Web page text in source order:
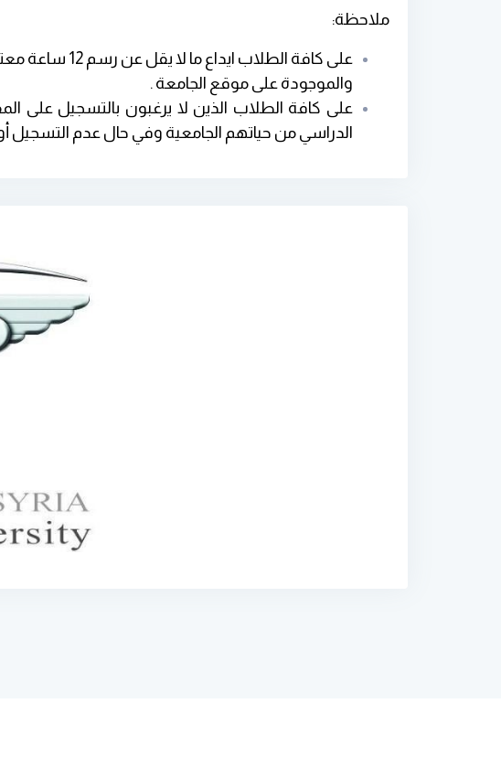
ملاحظة:
على كافة
والموجودة على موقع الجامعة .
على كافة الطلاب الذين لا يرغبون بالتسجيل على
الدراسي من حياتهم الجامعية وفي حال عدم التسجيل